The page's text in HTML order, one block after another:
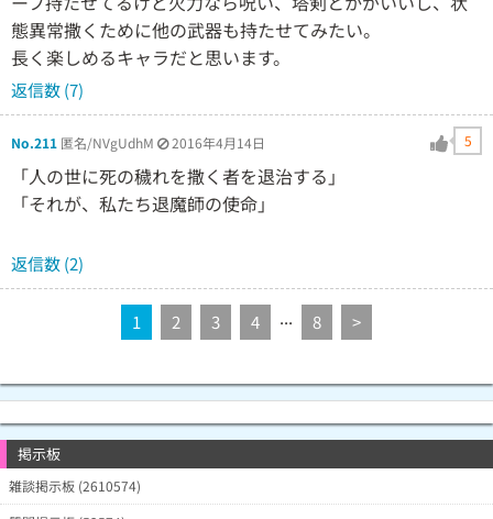
態異常撒くために他の武器も持たせてみたい。
長く楽しめるキャラだと思います。
返信数 (7)
No.211 匿名/NVgUdhM 2016年4月14日 5
「人の世に死の穢れを撒く者を退治する」
「それが、私たち退魔師の使命」
返信数 (2)
1 2 3 4 ... 8 >
掲示板
雑談掲示板 (2610574)